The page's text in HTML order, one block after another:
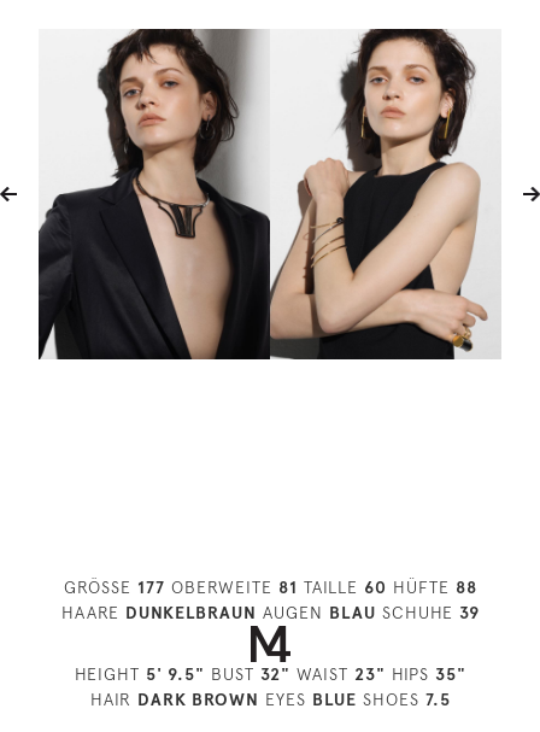
GRÖSSE 177 OBERWEITE 81 TAILLE 60 HÜFTE 88
HAARE DUNKELBRAUN AUGEN BLAU SCHUHE 39
HEIGHT 5' 9.5" BUST 32" WAIST 23" HIPS 35"
HAIR DARK BROWN EYES BLUE SHOES 7.5